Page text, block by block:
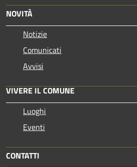
NOVITÀ
Notizie
Comunicati
Avvisi
VIVERE IL COMUNE
Luoghi
Eventi
CONTATTI